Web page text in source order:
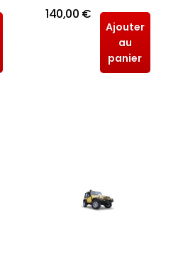
140,00 €
Ajouter
au
panier